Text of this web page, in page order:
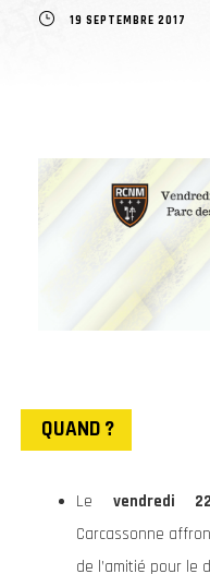
19 SEPTEMBRE 2017
QUAND ?
Levendredi
Carcassonne
de l’amitié pour le